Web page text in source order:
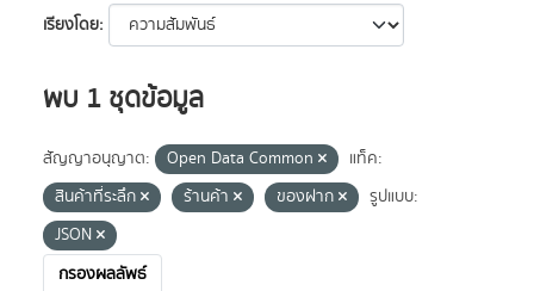
เรียงโดย
พบ 1 ชุดข้อมูล
สัญญาอนุญาต: Open Data Common
แท็ค:
สินค้าที่ระลึก
ร้านค้า ของฝาก
รูปแบบ:
JSON
กรองผลลัพธ์